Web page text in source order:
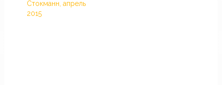
Стокманн, апрель
2015